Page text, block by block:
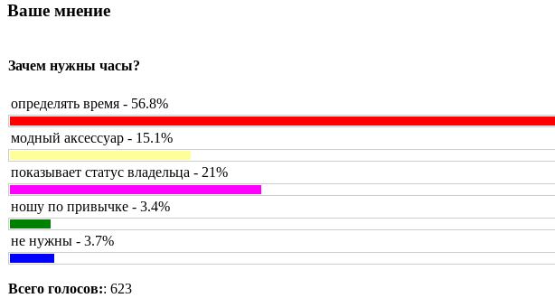
Ваше мнение
Зачем нужны часы?
определять время - 56.8%
модный аксессуар - 15.1%
показывает статус владельца - 21%
ношу по привычке - 3.4%
не нужны - 3.7%
Всего голосов:: 623